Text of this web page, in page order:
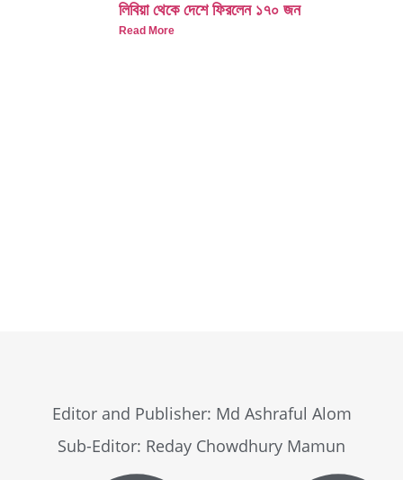
লিবিয়া থেকে দেশে ফিরলেন ১৭০ জন
Read More
Editor and Publisher: Md Ashraful Alom
Sub-Editor: Reday Chowdhury Mamun